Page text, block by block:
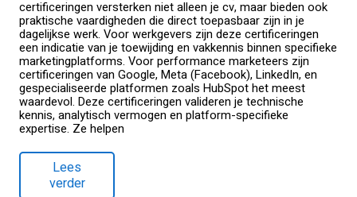
certificeringen versterken niet alleen je cv, maar bieden ook
praktische vaardigheden die direct toepasbaar zijn in je
dagelijkse werk. Voor werkgevers zijn deze certificeringen
een indicatie van je toewijding en vakkennis binnen specifieke
marketingplatforms. Voor performance marketeers zijn
certificeringen van Google, Meta (Facebook), LinkedIn, en
gespecialiseerde platformen zoals HubSpot het meest
waardevol. Deze certificeringen valideren je technische
kennis, analytisch vermogen en platform-specifieke
expertise. Ze helpen
Lees
verder